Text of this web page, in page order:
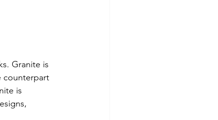
Granite is
counterpart
is